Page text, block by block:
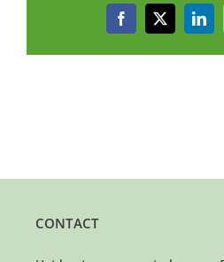
Facebook
X
CONTACT